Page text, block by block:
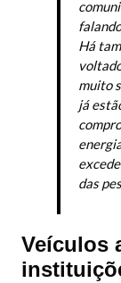
Há
muito
já
das
Veículos